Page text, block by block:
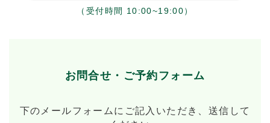
（受付時間 10:00~19:00）
お問合せ・ご予約フォーム
下のメールフォームにご記入いただき、送信して